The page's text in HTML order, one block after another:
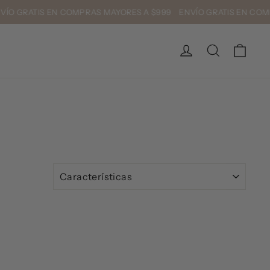
EN COMPRAS MAYORES A $999 ENVÍO GRATIS
Ingresar Buscar